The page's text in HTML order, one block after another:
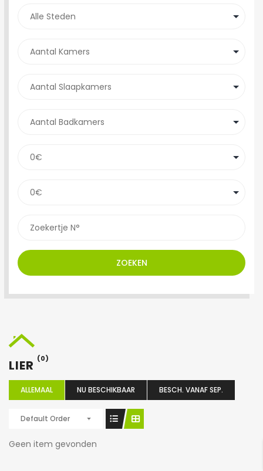
ZOEKEN
LIER (0)
ALLEMAAL NU BESCHIKBAAR BESCH. VANAF SEP.
Default Order
Geen item gevonden